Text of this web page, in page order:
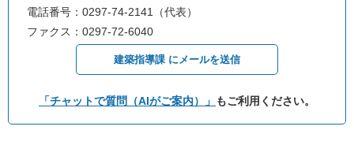
電話番号：0297-74-2141（代表）
ファクス：0297-72-6040
建築指導課 にメールを送信
「チャットで質問（AIがご案内）」 もご利用ください。